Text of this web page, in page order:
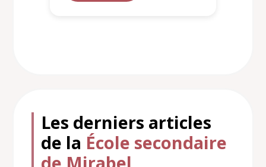
Les derniers articles
de la École secondaire